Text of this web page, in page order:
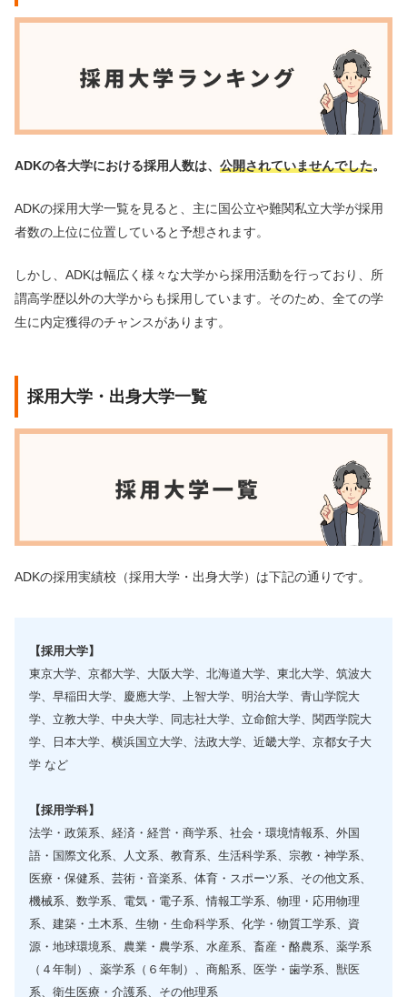
ADKの各大学における採用人数は、 公開されていませんでした。
ADKの採用大学一覧を見ると、主に国公立や難関私立大学が採用
者数の上位に位置していると予想されます。
しかし、ADKは幅広く様々な大学から採用活動を行っており、所
謂高学歴以外の大学からも採用しています。そのため、全ての学
生に内定獲得のチャンスがあります。
採用大学・出身大学一覧
ADKの採用実績校（採用大学・出身大学）は下記の通りです。
【採用大学】
東京大学、京都大学、大阪大学、北海道大学、東北大学、筑波大
学、早稲田大学、慶應大学、上智大学、明治大学、青山学院大
学、立教大学、中央大学、同志社大学、立命館大学、関西学院大
学、日本大学、横浜国立大学、法政大学、近畿大学、京都女子大
学 など
【採用学科】
法学・政策系、経済・経営・商学系、社会・環境情報系、外国
語・国際文化系、人文系、教育系、生活科学系、宗教・神学系、
医療・保健系、芸術・音楽系、体育・スポーツ系、その他文系、
機械系、数学系、電気・電子系、情報工学系、物理・応用物理
系、建築・土木系、生物・生命科学系、化学・物質工学系、資
源・地球環境系、農業・農学系、水産系、畜産・酪農系、薬学系
（４年制）、薬学系（６年制）、商船系、医学・歯学系、獣医
系、衛生医療・介護系、その他理系